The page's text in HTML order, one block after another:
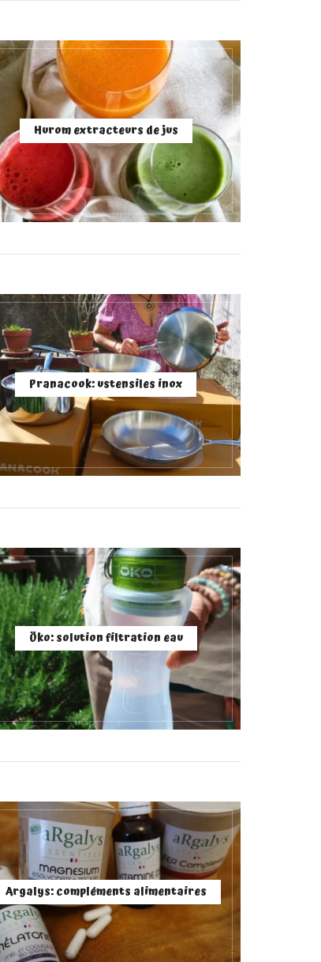
Hurom extracteurs de jus
Pranacook: ustensiles inox
Öko: solution filtration eau
Argalys: compléments alimentaires